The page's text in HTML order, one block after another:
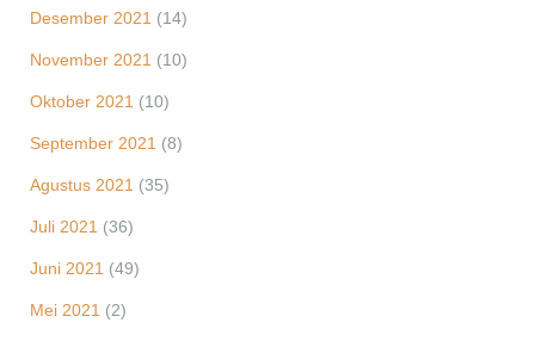
Desember 2021 (14)
November 2021 (10)
Oktober 2021 (10)
September 2021 (8)
Agustus 2021 (35)
Juli 2021 (36)
Juni 2021 (49)
Mei 2021 (2)